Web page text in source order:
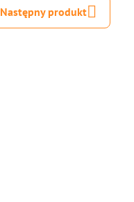
Następny produkt